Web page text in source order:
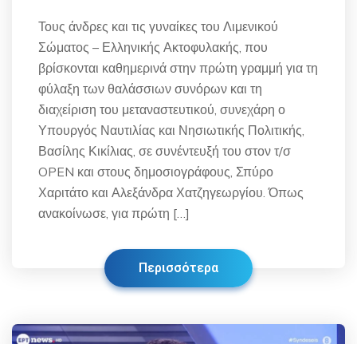
Τους άνδρες και τις γυναίκες του Λιμενικού
Σώματος – Ελληνικής Ακτοφυλακής, που
βρίσκονται καθημερινά στην πρώτη γραμμή για τη
φύλαξη των θαλάσσιων συνόρων και τη
διαχείριση του μεταναστευτικού, συνεχάρη ο
Υπουργός Ναυτιλίας και Νησιωτικής Πολιτικής,
Βασίλης Κικίλιας, σε συνέντευξή του στον τ/σ
OPEN και στους δημοσιογράφους, Σπύρο
Χαριτάτο και Αλεξάνδρα Χατζηγεωργίου. Όπως
ανακοίνωσε, για πρώτη […]
Περισσότερα